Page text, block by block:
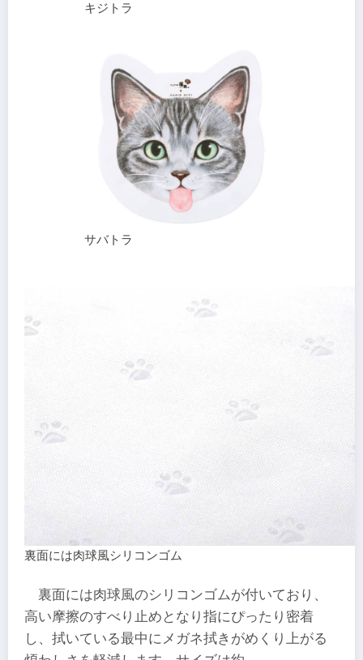
キジトラ
サバトラ
裏面には肉球風シリコンゴム
裏面には肉球風のシリコンゴムが付いており、
高い摩擦のすべり止めとなり指にぴったり密着
し、拭いている最中にメガネ拭きがめくり上がる